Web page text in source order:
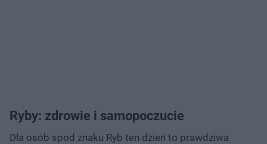
Ryby: zdrowie i samopoczucie
Dla osób spod znaku Ryb ten dzień to prawdziwa